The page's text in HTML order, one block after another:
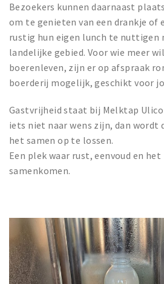
Bezoekers kunnen daarnaast
om te genieten van een drankje of
rustig hun eigen lunch te
landelijke gebied. Voor wie meer
boerenleven, zijn er op afspraak
boerderij mogelijk, geschikt voor
Gastvrijheid staat bij Melktap
iets niet naar wens zijn, dan wordt
het samen op te lossen.
Een plek waar rust, eenvoud en
samenkomen.